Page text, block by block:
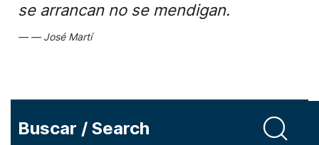
se arrancan no se mendigan.
José Martí
Buscar / Search